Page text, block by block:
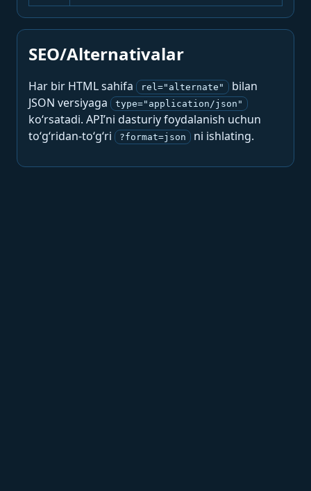
SEO/Alternativalar
Har bir HTML sahifa rel="alternate"
bilan
JSON versiyaga
type="application/json"
ko‘rsatadi. API’ni dasturiy foydalanish uchun
to‘g‘ridan-to‘g‘ri
?format=json ni ishlating.